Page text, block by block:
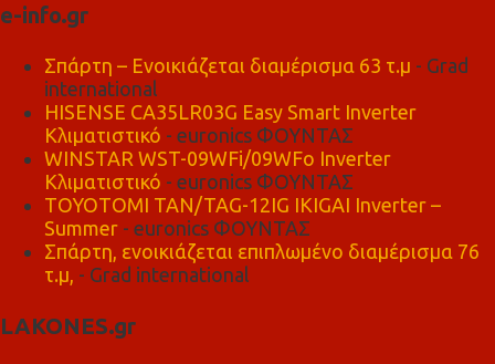
e-info.gr
Σπάρτη – Ενοικιάζεται διαμέρισμα 63 τ.μ - Grad
international
HISENSE CA35LR03G Easy Smart Inverter
Κλιματιστικό - euronics ΦΟΥΝΤΑΣ
WINSTAR WST-09WFi/09WFo Inverter
Κλιματιστικό - euronics ΦΟΥΝΤΑΣ
TOYOTOMI TAN/TAG-12IG IKIGAI Inverter –
Summer - euronics ΦΟΥΝΤΑΣ
Σπάρτη, ενοικιάζεται επιπλωμένο διαμέρισμα 76
τ.μ, - Grad international
LAKONES.gr